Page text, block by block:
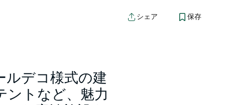
シェア 保存
ルデコ様式の建
ントなど、魅力